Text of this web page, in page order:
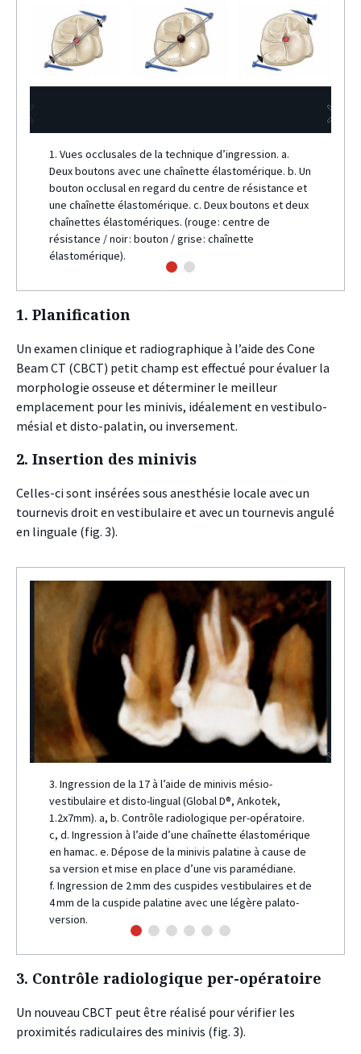
1. Vues occlusales de la technique d’ingression. a.
Deux boutons avec une chaînette élastomérique. b. Un
bouton occlusal en regard du centre de résistance et
une chaînette élastomérique. c. Deux boutons et deux
chaînettes élastomériques. (rouge : centre de
résistance / noir : bouton / grise : chaînette
élastomérique).
1. Planification
Un examen clinique et radiographique à l’aide des Cone
Beam CT (CBCT) petit champ est effectué pour évaluer la
morphologie osseuse et déterminer le meilleur
emplacement pour les minivis, idéalement en vestibulo-
mésial et disto-palatin, ou inversement.
2. Insertion des minivis
Celles-ci sont insérées sous anesthésie locale avec un
tournevis droit en vestibulaire et avec un tournevis angulé
en linguale (fig. 3).
3. Ingression de la 17 à l’aide de minivis mésio-
vestibulaire et disto-lingual (Global D®, Ankotek,
1.2x7mm). a, b. Contrôle radiologique per-opératoire.
c, d. Ingression à l’aide d’une chaînette élastomérique
en hamac. e. Dépose de la minivis palatine à cause de
sa version et mise en place d’une vis paramédiane.
f. Ingression de 2 mm des cuspides vestibulaires et de
4 mm de la cuspide palatine avec une légère palato-
version.
3. Contrôle radiologique per-opératoire
Un nouveau CBCT peut être réalisé pour vérifier les
proximités radiculaires des minivis (fig. 3).